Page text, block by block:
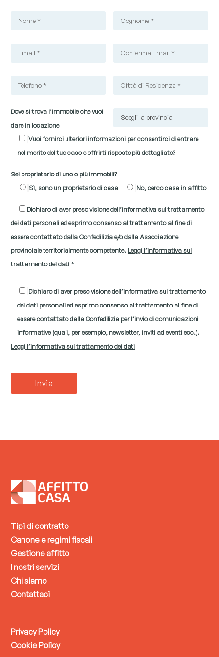
Dove si trova l’immobile che vuoi
dare in locazione
Vuoi fornirci ulteriori informazioni per consentirci di entrare
nel merito del tuo caso e offrirti risposte più dettagliate?
Sei proprietario di uno o più immobili?
Sì, sono un proprietario di casa
No, cerco casa in affitto
Dichiaro di aver preso visione dell’informativa sul trattamento
dei dati personali ed esprimo consenso al trattamento al fine di
essere contattato dalla Confedilizia e/o dalla Associazione
provinciale territorialmente competente. Leggi l’informativa sul
trattamento dei dati*
Dichiaro di aver preso visione dell’informativa sul trattamento
dei dati personali ed esprimo consenso al trattamento al fine di
essere contattato dalla Confedilizia per l’invio di comunicazioni
informative (quali, per esempio, newsletter, inviti ad eventi ecc.).
Leggi l’informativa sul trattamento dei dati
Tipi di contratto
Canone e regimi fiscali
Gestione affitto
I nostri servizi
Chi siamo
Contattaci
Privacy Policy
Cookie Policy